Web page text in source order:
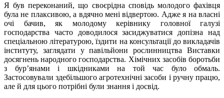
Я був переконаний, що своєрідна сповідь молодого фахівця
була не плаксивою, а вдячно мені відвертою. Адже я на власні
очі бачив, як молодому керівнику головної галузі
господарства часто доводилося засиджуватися допізна над
спеціальною літературою, їздити на консультації до викладачів
інституту, заглядати у павільйони рослинництва Виставки
досягнень народного господарства. Хімічних засобів боротьби
з бур’янами і шкідниками на той час було обмаль.
Застосовували здебільшого агротехнічні засоби і ручну працю,
але й для цього потрібні були знання і досвід.